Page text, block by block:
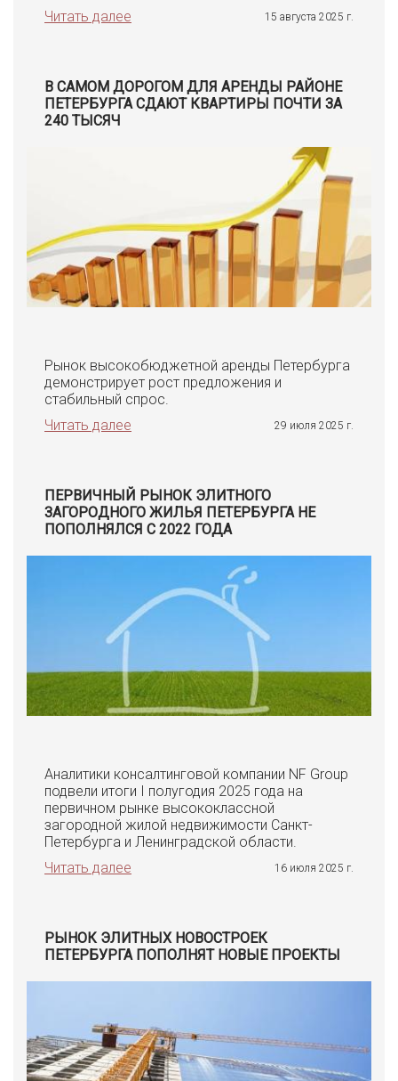
Читать далее
15 августа 2025 г.
В САМОМ ДОРОГОМ ДЛЯ АРЕНДЫ РАЙОНЕ
ПЕТЕРБУРГА СДАЮТ КВАРТИРЫ ПОЧТИ ЗА
240 ТЫСЯЧ
Рынок высокобюджетной аренды Петербурга
демонстрирует рост предложения и
стабильный спрос.
Читать далее
29 июля 2025 г.
ПЕРВИЧНЫЙ РЫНОК ЭЛИТНОГО
ЗАГОРОДНОГО ЖИЛЬЯ ПЕТЕРБУРГА НЕ
ПОПОЛНЯЛСЯ С 2022 ГОДА
Аналитики консалтинговой компании NF Group
подвели итоги I полугодия 2025 года на
первичном рынке высококлассной
загородной жилой недвижимости Санкт-
Петербурга и Ленинградской области.
Читать далее
16 июля 2025 г.
РЫНОК ЭЛИТНЫХ НОВОСТРОЕК
ПЕТЕРБУРГА ПОПОЛНЯТ НОВЫЕ ПРОЕКТЫ